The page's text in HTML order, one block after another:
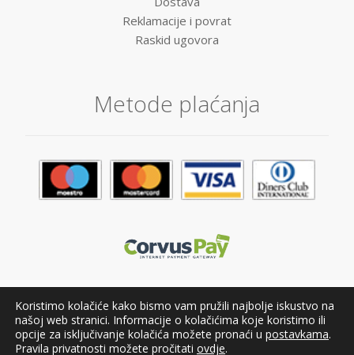
Reklamacije i povrat
Raskid ugovora
Metode plaćanja
Koristimo kolačiće kako bismo vam pružili najbolje iskustvo na
našoj web stranici. Informacije o kolačićima koje koristimo ili
opcije za isključivanje kolačića možete pronaći u postavkama.
Pravila privatnosti možete pročitati ovdje.